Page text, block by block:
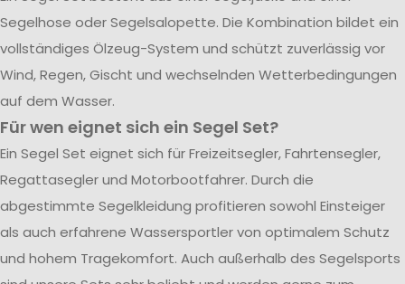
Segelhose oder Segelsalopette. Die Kombination bildet ein
vollständiges Ölzeug-System und schützt zuverlässig vor
Wind, Regen, Gischt und wechselnden Wetterbedingungen
auf dem Wasser.
Für wen eignet sich ein Segel Set?
Ein Segel Set eignet sich für Freizeitsegler, Fahrtensegler,
Regattasegler und Motorbootfahrer. Durch die
abgestimmte Segelkleidung profitieren sowohl Einsteiger
als auch erfahrene Wassersportler von optimalem Schutz
und hohem Tragekomfort. Auch außerhalb des Segelsports